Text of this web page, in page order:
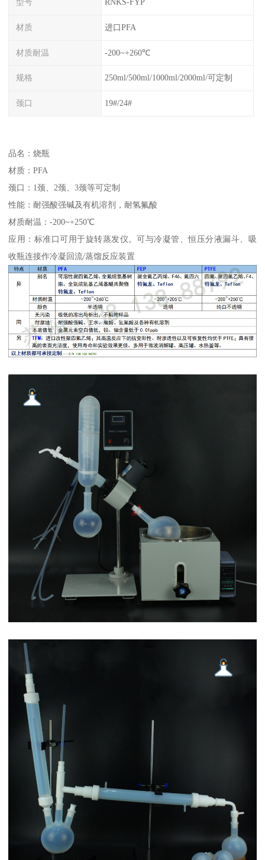
材质 进口PFA
材质耐温 -200~+260℃
规格 250ml/500ml/1000ml/2000ml/可定制
颈口 19#/24#
品名：烧瓶
材质：PFA
颈口：1颈、2颈、3颈等可定制
性能：耐强酸强碱及有机溶剂，耐氢氟酸
材质耐温：-200~+250℃
应用：标准口可用于旋转蒸发仪。可与冷凝管、恒压分液漏斗、吸
收瓶连接作冷凝回流/蒸馏反应装置